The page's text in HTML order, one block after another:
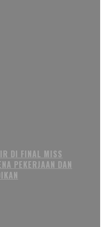
DI FINAL MISS
PEKERJAAN DAN